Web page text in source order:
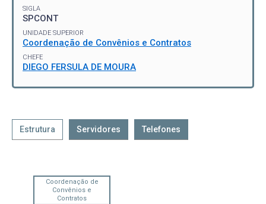
SIGLA
SPCONT
UNIDADE SUPERIOR
Coordenação de Convênios e Contratos
CHEFE
DIEGO FERSULA DE MOURA
Estrutura Servidores Telefones
Coordenação de
Convênios e
Contratos